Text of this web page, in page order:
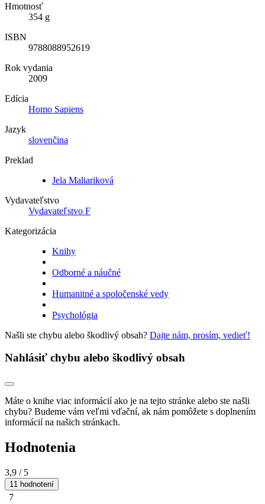
Hmotnosť
354 g
ISBN
9788088952619
Rok vydania
2009
Edícia
Homo Sapiens
Jazyk
slovenčina
Preklad
Jela Maliariková
Vydavateľstvo
Vydavateľstvo F
Kategorizácia
Knihy
Odborné a náučné
Humanitné a spoločenské vedy
Psychológia
Našli ste chybu alebo škodlivý obsah? Dajte nám, prosím, vedieť!
Nahlásiť chybu alebo škodlivý obsah
Máte o knihe viac informácií ako je na tejto stránke alebo ste našli
chybu? Budeme vám veľmi vďační, ak nám pomôžete s doplnením
informácií na našich stránkach.
Hodnotenia
3,9 / 5
11 hodnotení
7